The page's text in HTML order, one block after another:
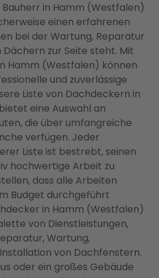
in Hamm (Westfalen)
einen erfahrenen
bei der Wartung, Reparatur
zur Seite steht. Mit
Hamm (Westfalen) können
und zuverlässige
Liste von Dachdeckern in
eine Auswahl an
die über umfangreiche
verfügen. Jeder
Liste ist bestrebt, seinen
hochwertige Arbeit zu
dass alle Arbeiten
Budget durchgeführt
in Hamm (Westfalen)
von Dienstleistungen,
Wartung,
von Dachfenstern.
oder ein großes Gebäude